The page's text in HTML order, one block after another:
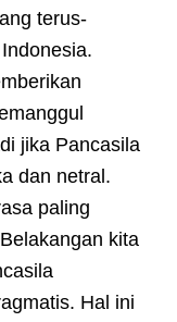
terus-
jika Pancasila
dan netral.
paling
kita
Hal ini